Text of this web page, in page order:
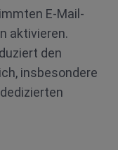
E-Mail-
aktivieren.
den
insbesondere